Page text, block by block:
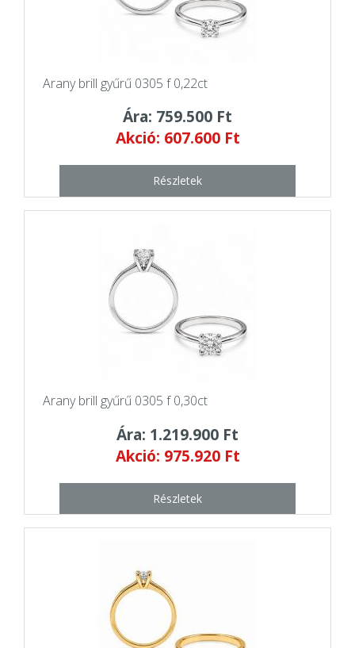
Arany brill gyűrű 0305 f 0,22ct
Ára: 759.500 Ft
Akció: 607.600 Ft
Részletek
Arany brill gyűrű 0305 f 0,30ct
Ára: 1.219.900 Ft
Akció: 975.920 Ft
Részletek